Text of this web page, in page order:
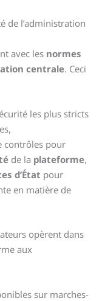
de l’administration
avec les normes
centrale. Ceci
les plus stricts
contrôles pour
de la plateforme,
d’État pour
en matière de
opèrent dans
aux
sur marches-